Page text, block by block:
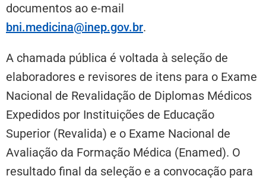
documentos ao e-mail
bni.medicina@inep.gov.br.
A chamada pública é voltada à seleção de
elaboradores e revisores de itens para o Exame
Nacional de Revalidação de Diplomas Médicos
Expedidos por Instituições de Educação
Superior (Revalida) e o Exame Nacional de
Avaliação da Formação Médica (Enamed). O
resultado final da seleção e a convocação para